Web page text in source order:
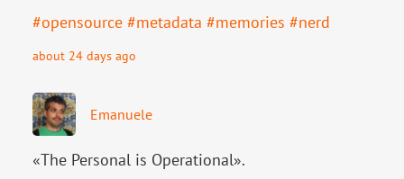
#opensource #metadata #memories #nerd
about 24 days ago
Emanuele
«The Personal is Operational».